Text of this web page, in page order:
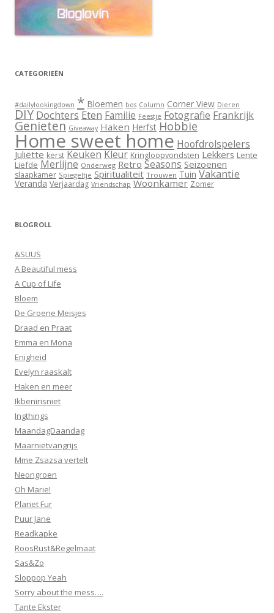
CATEGORIEËN
#dailylookingdown * Bloemen bos Column Corner View Dieren
DIY Dochters Eten Familie Feestje Fotografie Frankrijk
Genieten Giveaway Haken Herfst Hobbie
Home sweet home Hoofdrolspelers
Juliëtte kerst KeukenKleur Kringloopvondsten Lekkers Lente
Liefde Merlijne Onderweg Retro Seasons Seizoenen
slaapkamer Spiegeltje Spiritualiteit Trouwen Tuin Vakantie
Veranda Verjaardag Vriendschap Woonkamer Zomer
BLOGROLL
&SUUS
A Beautiful mess
A Cup of Life
Bloem
De Groene Meisjes
Draad en Praat
Emma en Mona
Enigheid
Evelyn raaskalt
Haken en meer
Ikbenirisniet
Ingthings
MaandagDaandag
Maarnietvangrijs
Mme Zsazsa vertelt
Neongroen
Oh Marie!
Planet Fur
Puur Jane
Readkapke
RoosRust&Regelmaat
Sas&Zo
Sloppop Yeah
Sorry about the mess….
Tante Ekster